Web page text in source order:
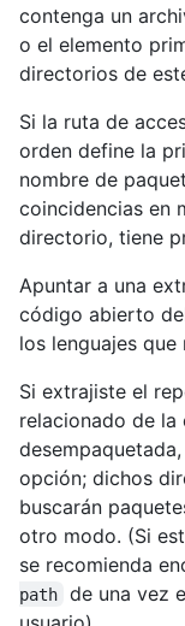
contenga un
o el elemento
directorios de
Si la ruta de
orden define la
nombre de
coincidencias en
directorio, tiene
Apuntar a una
código abierto
los lenguajes que
Si extrajiste el
relacionado de la
opción; dichos
buscarán
otro modo. (Si
se recomienda
path
de una vez